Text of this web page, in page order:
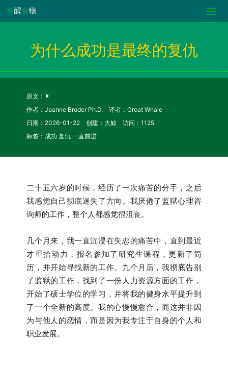
唤醒食物
为什么成功是最终的复仇
原文：
作者：Joanne Broder Ph.D. 译者：Great Whale
日期：2026-01-22 创建：大鲸 访问：1125
标签：成功 复仇 一直前进
二十五六岁的时候，经历了一次痛苦的分手，之后
我感觉自己彻底迷失了方向。我厌倦了监狱心理咨
询师的工作，整个人都感觉很沮丧。
几个月来，我一直沉浸在失恋的痛苦中，直到最近
才重拾动力，报名参加了研究生课程，更新了简
历，并开始寻找新的工作。九个月后，我彻底告别
了监狱的工作，找到了一份人力资源方面的工作，
开始了硕士学位的学习，并将我的健身水平提升到
了一个全新的高度。我的心慢慢愈合，而这并非因
为与他人的恋情，而是因为我专注于自身的个人和
职业发展。